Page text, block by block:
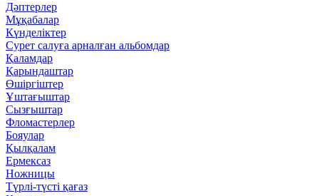
Дәптерлер
Мұқабалар
Күнделіктер
Сурет салуға арналған альбомдар
Қаламдар
Қарындаштар
Өшіргіштер
Ұштағыштар
Сызғыштар
Фломастерлер
Бояулар
Қылқалам
Ермексаз
Ножницы
Түрлі-түсті қағаз